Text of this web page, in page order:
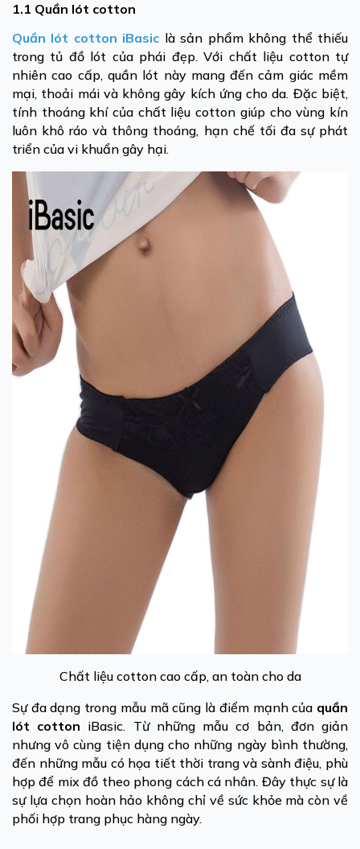
1.1 Quần lót cotton
Quần lót cotton iBasic là sản phẩm không thể thiếu
trong tủ đồ lót của phái đẹp. Với chất liệu cotton tự
nhiên cao cấp, quần lót này mang đến cảm giác mềm
mại, thoải mái và không gây kích ứng cho da. Đặc biệt,
tính thoáng khí của chất liệu cotton giúp cho vùng kín
luôn khô ráo và thông thoáng, hạn chế tối đa sự phát
triển của vi khuẩn gây hại.
Chất liệu cotton cao cấp, an toàn cho da
Sự đa dạng trong mẫu mã cũng là điểm mạnh của quần
lót cotton iBasic. Từ những mẫu cơ bản, đơn giản
nhưng vô cùng tiện dụng cho những ngày bình thường,
đến những mẫu có họa tiết thời trang và sành điệu, phù
hợp để mix đồ theo phong cách cá nhân. Đây thực sự là
sự lựa chọn hoàn hảo không chỉ về sức khỏe mà còn về
phối hợp trang phục hàng ngày.